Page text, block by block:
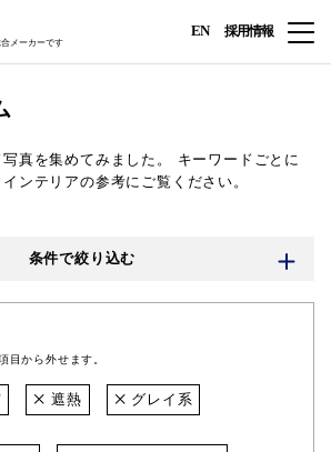
メーカーです
EN 採用情報
真を集めてみました。
キーワードごとに
ンテリアの参考にご覧ください。
条件で絞り込む
目から外せます。
遮熱 グレイ系